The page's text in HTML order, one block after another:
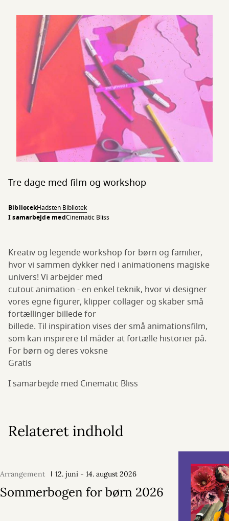
Tre dage med film og workshop
BibliotekHadsten Bibliotek
I samarbejde medCinematic Bliss
Kreativ og legende workshop for børn og familier,
hvor vi sammen dykker ned i animationens magiske
univers! Vi arbejder med
cutout animation - en enkel teknik, hvor vi designer
vores egne figurer, klipper collager og skaber små
fortællinger billede for
billede. Til inspiration vises der små animationsfilm,
som kan inspirere til måder at fortælle historier på.
For børn og deres voksne
Gratis
I samarbejde med Cinematic Bliss
Relateret indhold
Arrangement 12. juni - 14. august 2026
Sommerbogen for børn 2026